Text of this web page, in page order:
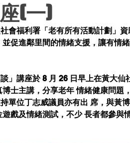
(一)
會福利署「老有所有活動計劃」
促進鄰里間的情緒支援，讓有情
」講座於 8 月 26 日早上在黃大仙
士主講，分享老年 情緒健康問題
單位丁志威議員亦有出 席，與黃
戲及情緒測試，不少 長者都參與